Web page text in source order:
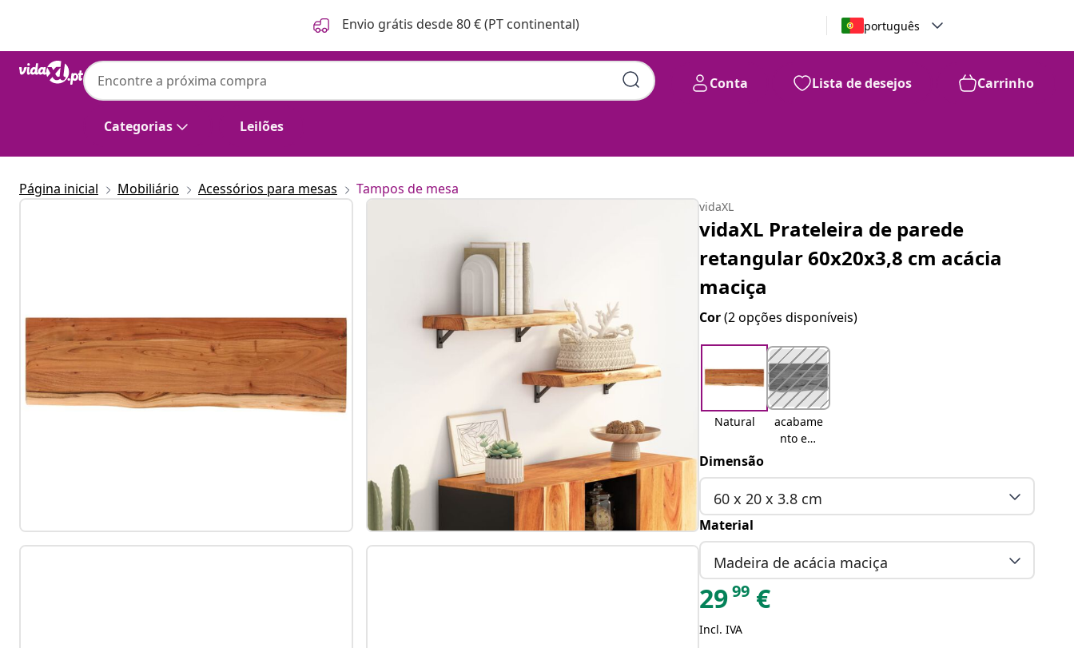
Envio grátis desde 80 € (PT continental) português
Categorias Leilões
Conta Lista de desejos Carrinho
Página inicial Mobiliário Acessórios para mesas Tampos de mesa
vidaXL
vidaXL Prateleira de parede
retangular 60x20x3,8 cm acácia
maciça
Cor(2 opções disponíveis)
Natural
acabame
nto em
Dimensão
60 x 20 x 3.8 cm
Material
Madeira de acácia maciça
2999 €
Incl. IVA